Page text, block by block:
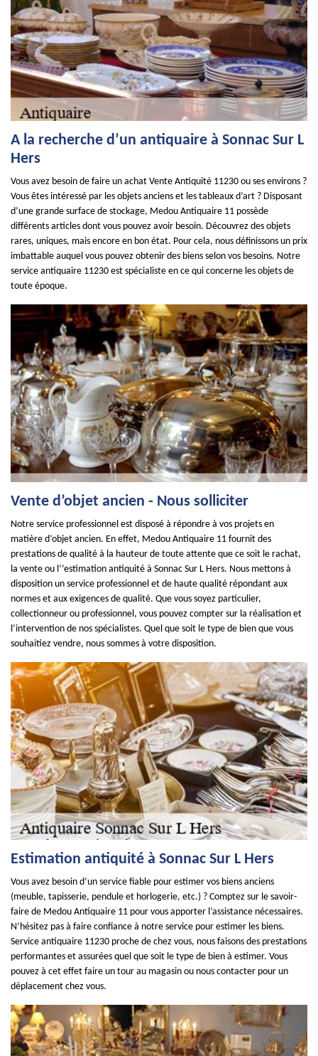
A la recherche d’un antiquaire à Sonnac Sur L
Hers
Vous avez besoin de faire un achat Vente Antiquité 11230 ou ses environs ?
Vous êtes intéressé par les objets anciens et les tableaux d’art ? Disposant
d’une grande surface de stockage, Medou Antiquaire 11 possède
différents articles dont vous pouvez avoir besoin. Découvrez des objets
rares, uniques, mais encore en bon état. Pour cela, nous définissons un prix
imbattable auquel vous pouvez obtenir des biens selon vos besoins. Notre
service antiquaire 11230 est spécialiste en ce qui concerne les objets de
toute époque.
Vente d’objet ancien - Nous solliciter
Notre service professionnel est disposé à répondre à vos projets en
matière d’objet ancien. En effet, Medou Antiquaire 11 fournit des
prestations de qualité à la hauteur de toute attente que ce soit le rachat,
la vente ou l’’estimation antiquité à Sonnac Sur L Hers. Nous mettons à
disposition un service professionnel et de haute qualité répondant aux
normes et aux exigences de qualité. Que vous soyez particulier,
collectionneur ou professionnel, vous pouvez compter sur la réalisation et
l’intervention de nos spécialistes. Quel que soit le type de bien que vous
souhaitiez vendre, nous sommes à votre disposition.
Estimation antiquité à Sonnac Sur L Hers
Vous avez besoin d’un service fiable pour estimer vos biens anciens
(meuble, tapisserie, pendule et horlogerie, etc.) ? Comptez sur le savoir-
faire de Medou Antiquaire 11 pour vous apporter l’assistance nécessaires.
N’hésitez pas à faire confiance à notre service pour estimer les biens.
Service antiquaire 11230 proche de chez vous, nous faisons des prestations
performantes et assurées quel que soit le type de bien à estimer. Vous
pouvez à cet effet faire un tour au magasin ou nous contacter pour un
déplacement chez vous.